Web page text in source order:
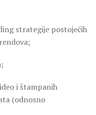
strategije postojećih
i štampanih
(odnosno